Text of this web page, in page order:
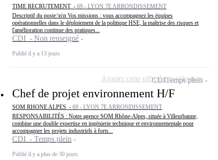
TIME RECRUTEMENT - 69 - LYON 7E ARRONDISSEMENT
Descriptif du poste:\n\n Vos missions : vous accompagnez les équipes
opérationnelles dans le déploiement de la politique HSE, la maîtrise des risques et
l'amélioration continue des pratiques...
CDI - Non renseigné
Publié il y a 13 jours
Chef de projet environnement H/F
SOM RHONE ALPES - 69 - LYON 7E ARRONDISSEMENT
RESPONSABILITÉS : Notre agence SOM Rhône-Alpes, située à Villeurbanne,
combine une double expertise en ingénierie technique et environnementale pour
accompagner les projets industriels à forts...
CDI - Temps plein
Publié il y a plus de 30 jours
CDITemps plein
Ajouter cette offre à ma sélection